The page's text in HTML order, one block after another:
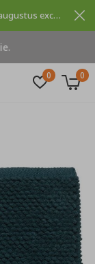
0 0
I.v.m. vakantie zijn wij gesloten van 16 juli t/m 8 augustus excuses voor dit ongemak.